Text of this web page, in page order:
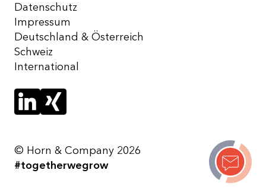
Datenschutz
Impressum
Deutschland & Österreich
Schweiz
International
© Horn & Company 2026
#togetherwegrow